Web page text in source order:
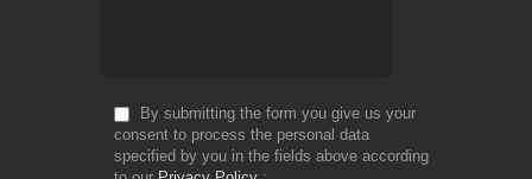
By submitting the form you give us your
consent to process the personal data
specified by you in the fields above according